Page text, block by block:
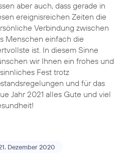
aber auch, dass gerade in
ereignisreichen Zeiten die
Verbindung zwischen
Menschen einfach die
ist. In diesem Sinne
wir Ihnen ein frohes und
Fest trotz
und für das
Jahr 2021 alles Gute und viel
Dezember 2020